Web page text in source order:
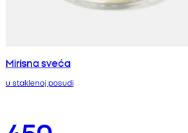
Mirisna sveća
u staklenoj posudi